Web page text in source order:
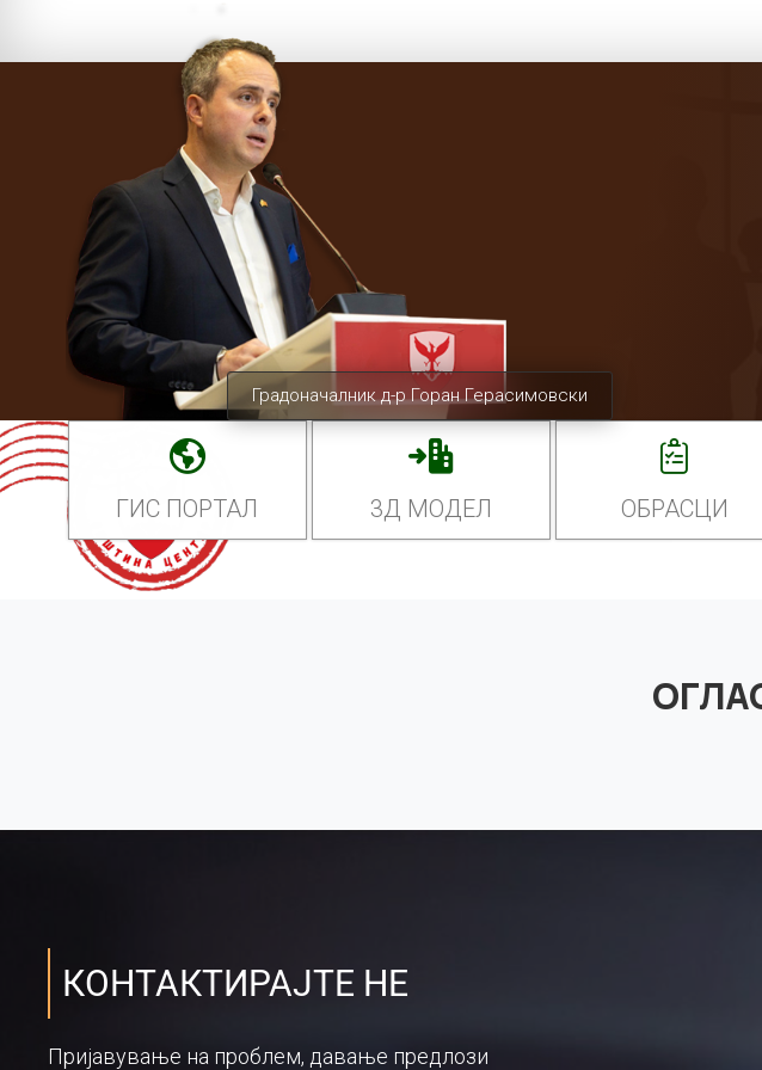
Градоначалник д-р Горан Герасимовски
ГИС ПОРТАЛ 3Д МОДЕЛ ОБРАСЦИ
КОНТАКТИРАЈТЕ НЕ
Пријавување на проблем, давање предлози